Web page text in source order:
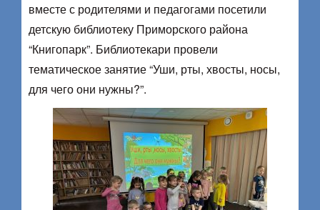
вместе с родителями и педагогами посетили
детскую библиотеку Приморского района
“Книгопарк”. Библиотекари провели
тематическое занятие “Уши, рты, хвосты, носы,
для чего они нужны?”.